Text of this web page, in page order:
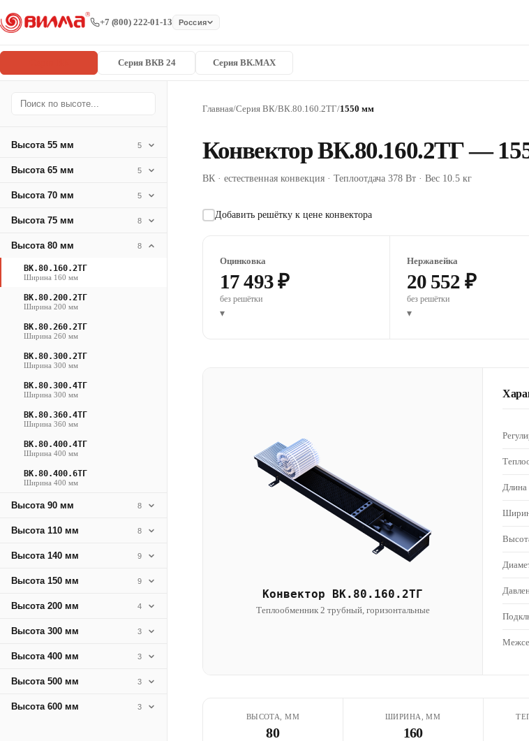
+7 (800) 222-01-13 Россия
Серия ВКВ 24 Серия ВК.MAX
Высота 55 мм 5
Высота 65 мм 5
Высота 70 мм 5
Высота 75 мм 8
Высота 80 мм 8
ВК.80.160.2ТГ
Ширина 160 мм
ВК.80.200.2ТГ
Ширина 200 мм
ВК.80.260.2ТГ
Ширина 260 мм
ВК.80.300.2ТГ
Ширина 300 мм
ВК.80.300.4ТГ
Ширина 300 мм
ВК.80.360.4ТГ
Ширина 360 мм
ВК.80.400.4ТГ
Ширина 400 мм
ВК.80.400.6ТГ
Ширина 400 мм
Высота 90 мм 8
Высота 110 мм 8
Высота 140 мм 9
Высота 150 мм 9
Высота 200 мм 4
Высота 300 мм 3
Высота 400 мм 3
Высота 500 мм 3
Высота 600 мм 3
Главная/Серия ВК/ВК.80.160.2ТГ/1550 мм
Конвектор ВК.80.160.2ТГ —
ВК · естественная конвекция · Теплоотдача 378 Вт · Вес 10.5 кг
Добавить решётку к цене конвектора
Оцинковка
17 493 ₽
без решётки
▾
Нержавейка
20 552 ₽
без решётки
▾
Конвектор ВК.80.160.2ТГ
Теплообменник 2 трубный, горизонтальные
Длина
ВЫСОТА, ММ
80
ШИРИНА, ММ
160